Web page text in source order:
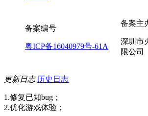
备案编号
粤ICP备16040979号-61A
备案主
深圳市
限公司
更新日志 历史日志
1.修复已知bug；
2.优化游戏体验；